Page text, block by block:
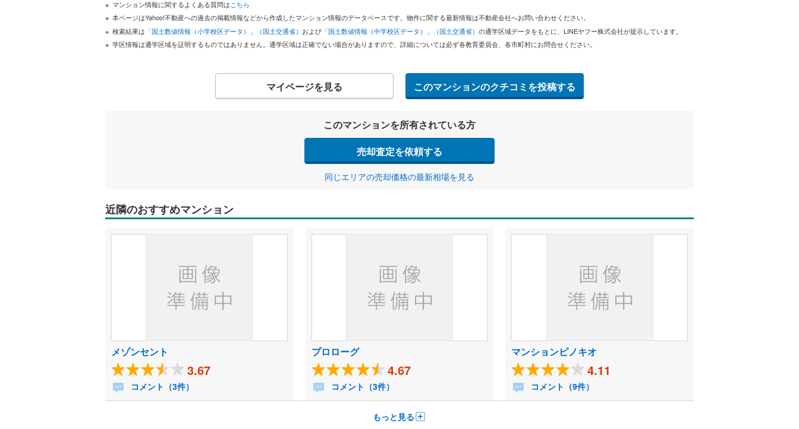
マンション情報に関するよくある質問はこちら
本ページはYahoo!不動産への過去の掲載情報などから作成したマンション情報のデータベースです。物件に関する最新情報は不動産会社へお問い合わせください。
検索結果は 「国土数値情報（小学校区データ）」（国土交通省） および 「国土数値情報（中学校区データ）」（国土交通省） の通学区域データをもとに、LINEヤフー株式会社が提示しています。
学区情報は通学区域を証明するものではありません。通学区域は正確でない場合がありますので、詳細については必ず各教育委員会、各市町村にお問合せください。
マイページを見る このマンションのクチコミを投稿する
このマンションを所有されている方
売却査定を依頼する
同じエリアの売却価格の最新相場を見る
近隣のおすすめマンション
メゾンセント
3.67
コメント（3件）
プロローグ
4.67
コメント（3件）
マンションピノキオ
4.11
コメント（9件）
もっと見る